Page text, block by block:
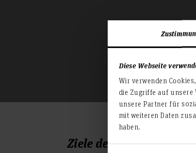
Diese Webseite
Wir verwenden
die Zugriffe auf unsere
unsere Partner für
mit weiteren Daten
haben.
Ziele des Studienganges